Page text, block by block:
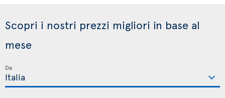
Scopri i nostri prezzi migliori in base al
mese
Da